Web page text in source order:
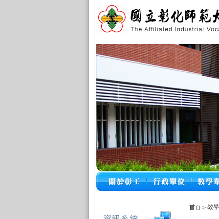
首頁 > 教